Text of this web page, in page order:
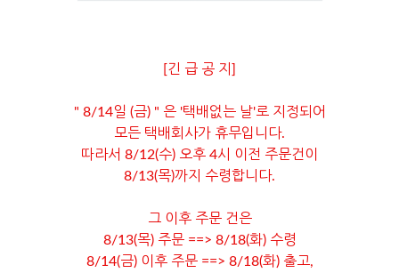
[긴 급 공 지]
" 8/14일 (금) " 은 '택배없는 날'로 지정되어
모든 택배회사가 휴무입니다.
따라서 8/12(수) 오후 4시 이전 주문건이
8/13(목)까지 수령합니다.
그 이후 주문 건은
8/13(목) 주문 ==> 8/18(화) 수령
8/14(금) 이후 주문 ==> 8/18(화) 출고,